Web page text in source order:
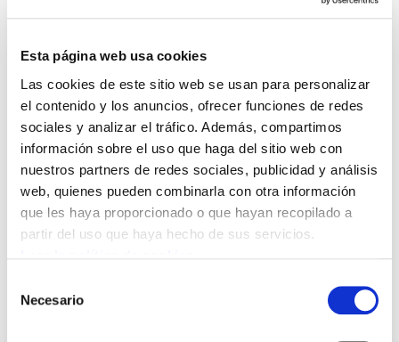
Esta página web usa cookies
Las cookies de este sitio web se usan para personalizar
el contenido y los anuncios, ofrecer funciones de redes
sociales y analizar el tráfico. Además, compartimos
información sobre el uso que haga del sitio web con
nuestros partners de redes sociales, publicidad y análisis
web, quienes pueden combinarla con otra información
que les haya proporcionado o que hayan recopilado a
partir del uso que haya hecho de sus servicios.
Necesario
dejar de
haciendo con
nosotros lo
que les de la
gana!
Hace un par
de semanas
me
empresa en la que llevaba 5 años y medio.
El Motivo? Según ellos que estaba muy cabreada... Pero